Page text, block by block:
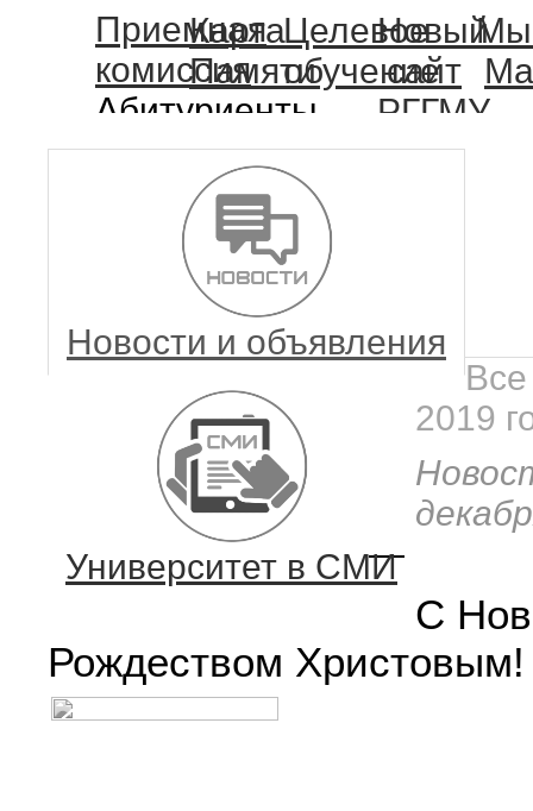
Приемная
комиссия
Абитуриенты,
вам
Карта
Памяти
Целевое
обучение
Новый
сайт
РГГМУ
Мы
Новости и объявления
Университет в СМИ
2019
—
C
Рождеством Христовым!